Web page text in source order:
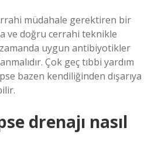
müdahale gerektiren bir
ve doğru cerrahi teknikle
zamanda uygun antibiyotikler
Çok geç tıbbi yardım
bazen kendiliğinden dışarıya
drenajı nasıl